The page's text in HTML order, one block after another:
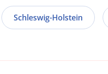
Schleswig-Holstein